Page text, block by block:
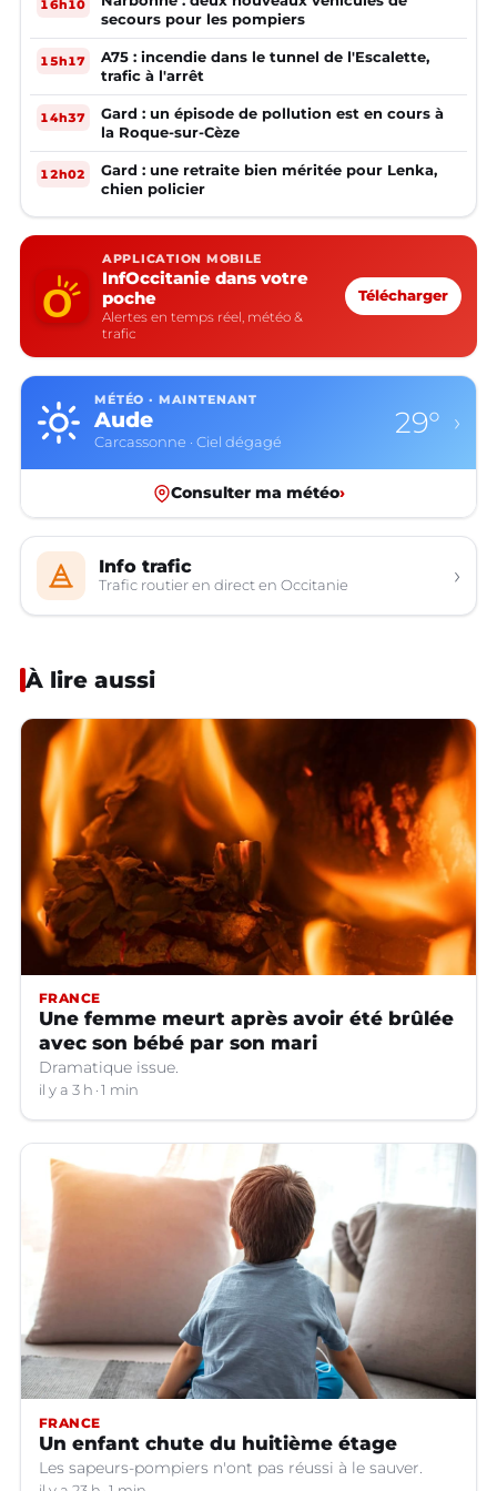
16h10
secours pour les pompiers
15h17
A75 : incendie dans le tunnel de l'Escalette,
trafic à l'arrêt
14h37
Gard : un épisode de pollution est en cours à
la Roque-sur-Cèze
12h02
Gard : une retraite bien méritée pour Lenka,
chien policier
APPLICATION MOBILE
InfOccitanie dans votre
poche
Alertes en temps réel, météo &
trafic
Télécharger
MÉTÉO · MAINTENANT
Aude
Carcassonne · Ciel dégagé
29° ›
Consulter ma météo›
Info trafic
Trafic routier en direct en Occitanie ›
À lire aussi
FRANCE
Une femme meurt après avoir été brûlée
avec son bébé par son mari
Dramatique issue.
il y a 3 h 1 min
FRANCE
Un enfant chute du huitième étage
Les sapeurs-pompiers n'ont pas réussi à le sauver.